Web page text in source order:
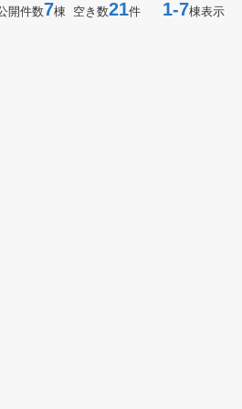
開件数7棟 空き数21件 1-7棟表示